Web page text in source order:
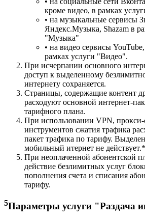
кроме видео, в рамках
• на музыкальные сервисы
Яндекс.Музыка, Shazam в
"Музыка"
• на видео сервисы
рамках услуги "Видео".
При исчерпании основного
доступ к выделенному
интернету сохраняется.
Страницы, содержащие контент
расходуют основной интернет-
тарифного плана.
При использовании VPN, прокси-
инструментов сжатия трафика
пакет трафика по тарифу.
мобильный итернет не действует.*
При неоплаченной абонентской
действие безлимитных услуг
пополнения счета и списания
тарифу.
5Параметры услуги "Раздача